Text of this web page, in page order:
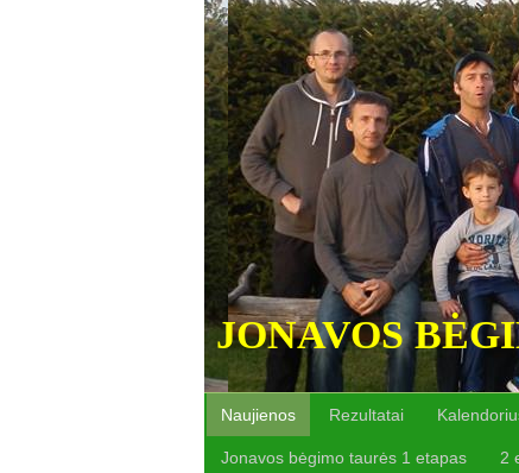
JONAVOS
Naujienos Rezultatai
Jonavos bėgimo taurės 1 etapas 2